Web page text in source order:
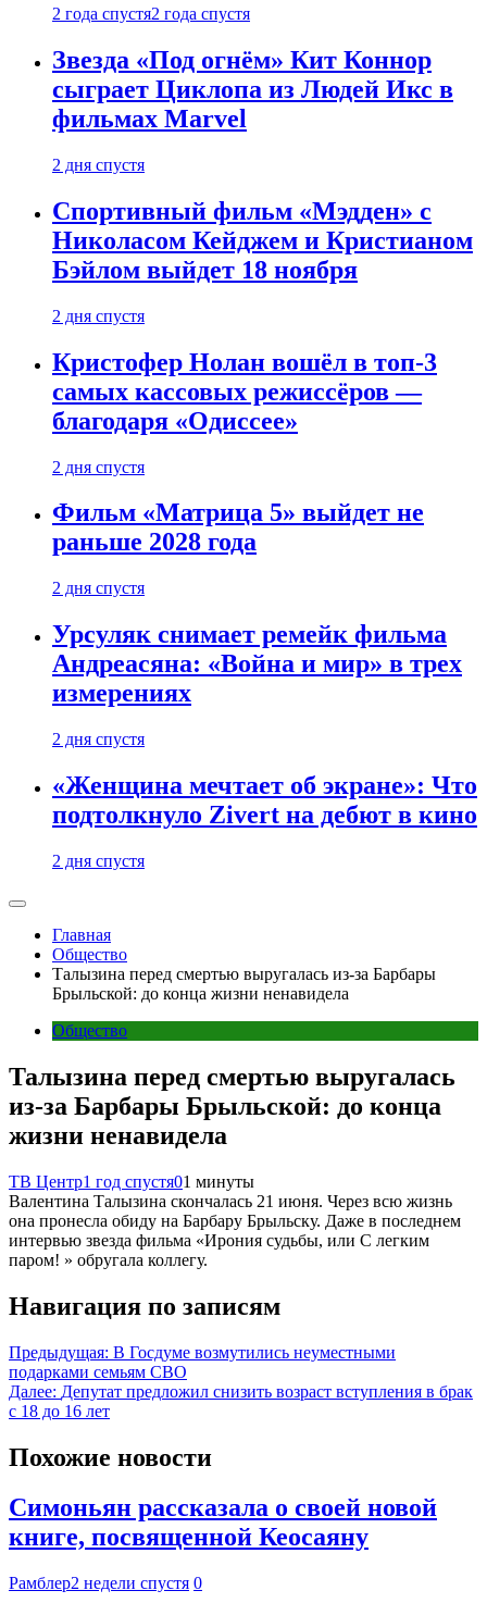
2 года спустя2 года спустя
Звезда «Под огнём» Кит Коннор
сыграет Циклопа из Людей Икс в
фильмах Marvel
2 дня спустя
Спортивный фильм «Мэдден» с
Николасом Кейджем и Кристианом
Бэйлом выйдет 18 ноября
2 дня спустя
Кристофер Нолан вошёл в топ-3
самых кассовых режиссёров —
благодаря «Одиссее»
2 дня спустя
Фильм «Матрица 5» выйдет не
раньше 2028 года
2 дня спустя
Урсуляк снимает ремейк фильма
Андреасяна: «Война и мир» в трех
измерениях
2 дня спустя
«Женщина мечтает об экране»: Что
подтолкнуло Zivert на дебют в кино
2 дня спустя
Главная
Общество
Талызина перед смертью выругалась из-за Барбары
Брыльской: до конца жизни ненавидела
Общество
Талызина перед смертью выругалась
из-за Барбары Брыльской: до конца
жизни ненавидела
ТВ Центр1 год спустя01 минуты
Валентина Талызина скончалась 21 июня. Через всю жизнь
она пронесла обиду на Барбару Брыльску. Даже в последнем
интервью звезда фильма «Ирония судьбы, или С легким
паром! » обругала коллегу.
Навигация по записям
Предыдущая: В Госдуме возмутились неуместными
подарками семьям СВО
Далее: Депутат предложил снизить возраст вступления в брак
с 18 до 16 лет
Похожие новости
Симоньян рассказала о своей новой
книге, посвященной Кеосаяну
Рамблер2 недели спустя 0